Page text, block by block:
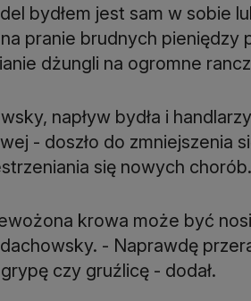
bydłem jest sam w sobie
pranie brudnych
dżungli na ogromne
napływ bydła i
- doszło do zmniejszenia
się nowych chorób.
krowa może być
- Naprawdę
czy gruźlicę - dodał.